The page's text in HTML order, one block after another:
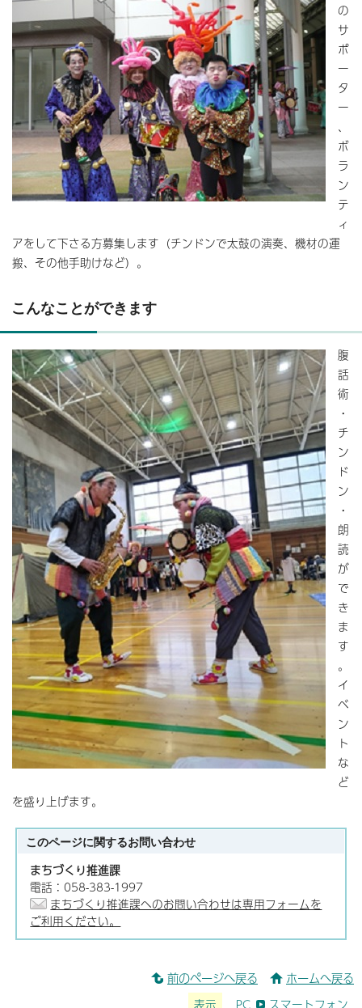
の
サ
ポ
ー
タ
ー
、
ボ
ラ
ン
テ
ィ
アをして下さる方募集します（チンドンで太鼓の演奏、機材の運
搬、その他手助けなど）。
こんなことができます
腹
話
術
・
チ
ン
ド
ン
・
朗
読
が
で
き
ま
す
。
イ
ベ
ン
ト
な
ど
を盛り上げます。
このページに関するお問い合わせ
まちづくり推進課
電話：058-383-1997
まちづくり推進課へのお問い合わせは専用フォームを
ご利用ください。
前のページへ戻る ホームへ戻る
表示 PC スマートフォン